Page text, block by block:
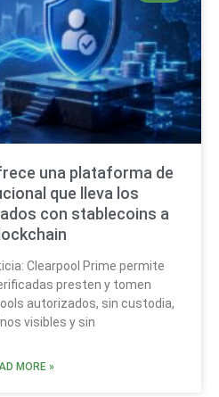
una plataforma de
que lleva los
con stablecoins a
Clearpool Prime permite
presten y tomen
autorizados, sin custodia,
visibles y sin
MORE »